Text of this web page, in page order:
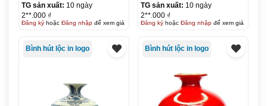
TG sản xuất: 10 ngày
2**.000 ₫
Đăng kýhoặc Đăng nhậpđể xem giá
TG sản xuất: 10 ngày
2**.000 ₫
Đăng kýhoặc Đăng nhậpđể xem giá
Bình hút lộc in logo Bình hút lộc in logo